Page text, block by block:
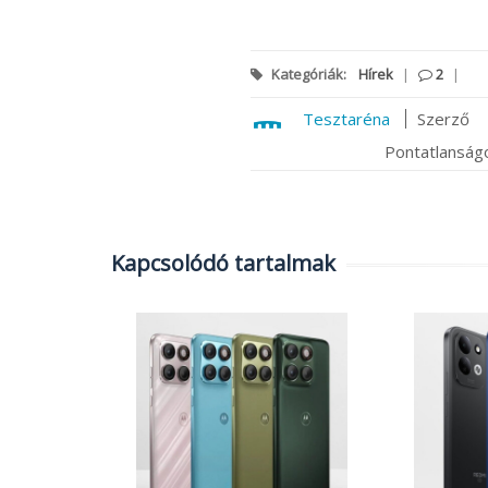
Kategóriák: Hírek | 2 |
Tesztaréna
Szerző
Kapcsolódó tartalmak